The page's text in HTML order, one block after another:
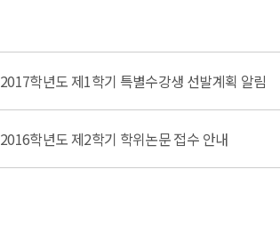
2017학년도 제1학기 특별수강생 선발계획 알림
2016학년도 제2학기 학위논문 접수 안내